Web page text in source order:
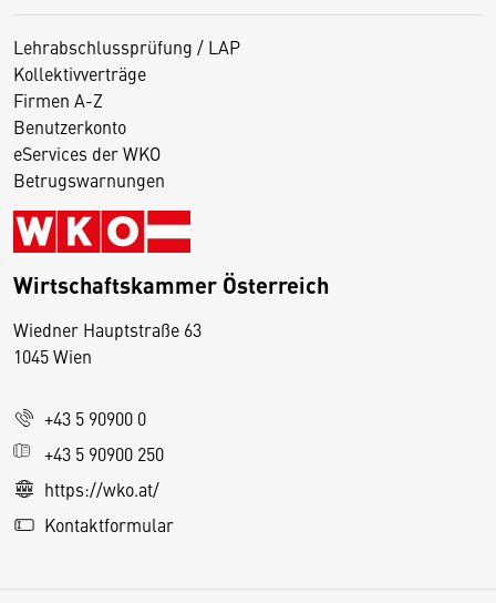
Lehrabschlussprüfung / LAP
Kollektivverträge
Firmen A-Z
Benutzerkonto
eServices der WKO
Betrugswarnungen
Wirtschaftskammer Österreich
Wiedner Hauptstraße 63
1045 Wien
+43 5 90900 0
+43 5 90900 250
https://wko.at/
Kontaktformular
D
s
e
S
e